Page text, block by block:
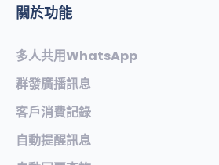
關於功能
多人共用WhatsApp
群發廣播訊息
客戶消費記錄
自動提醒訊息